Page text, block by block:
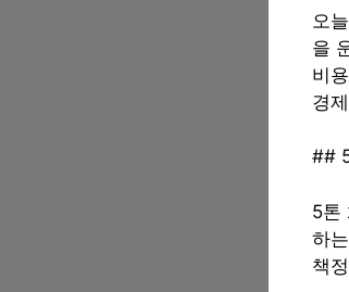
오
을
비
경
##
5톤
하
책